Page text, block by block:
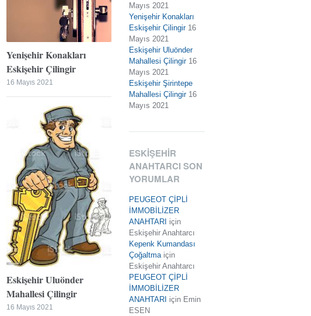
Yenişehir Konakları
Eskişehir Çilingir
16 Mayıs 2021
Eskişehir Uluönder
Mahallesi Çilingir
16 Mayıs 2021
Mayıs 2021
Yenişehir Konakları
Eskişehir Çilingir 16
Mayıs 2021
Eskişehir Uluönder
Mahallesi Çilingir 16
Mayıs 2021
Eskişehir Şirintepe
Mahallesi Çilingir 16
Mayıs 2021
ESKIŞEHIR
ANAHTARCI SON
YORUMLAR
PEUGEOT ÇİPLİ
İMMOBİLİZER
ANAHTARI için
Eskişehir Anahtarcı
Kepenk Kumandası
Çoğaltmaiçin
Eskişehir Anahtarcı
PEUGEOT ÇİPLİ
İMMOBİLİZER
ANAHTARI için Emin
ESEN